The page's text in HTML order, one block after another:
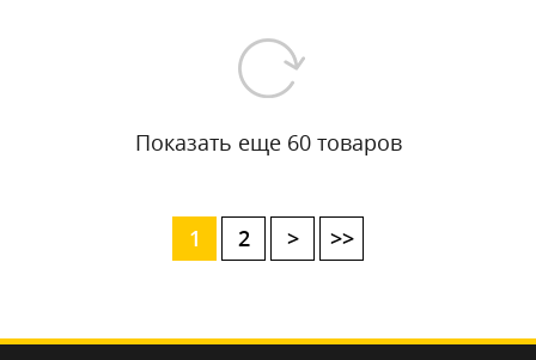
Показать еще 60 товаров
1 2 > >>